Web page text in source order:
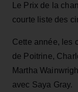
Le Prix de la
courte liste des
Cette année, les
de Poitrine,
Martha
avec Saya Gray.